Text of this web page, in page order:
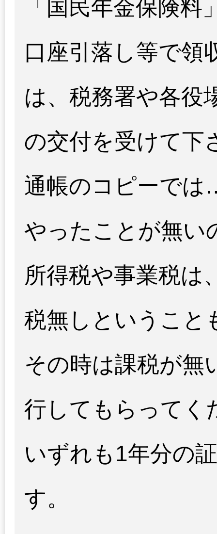
「国民年金保険
口座引落し等で領
は、税務署や各役
の交付を受けて下
通帳のコピーで
やったことが無い
所得税や事業税は
税無しということ
その時は課税が無
行してもらってく
いずれも1年分の
す。